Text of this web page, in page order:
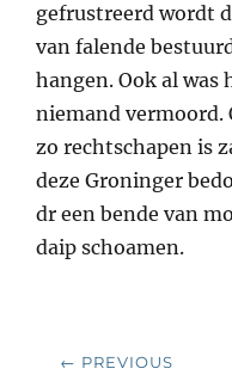
gefrustreerd wordt
van falende
hangen. Ook al was
niemand vermoord.
zo rechtschapen is
deze Groninger
dr een bende van
daip schoamen.
Bericht
← PREVIOUS